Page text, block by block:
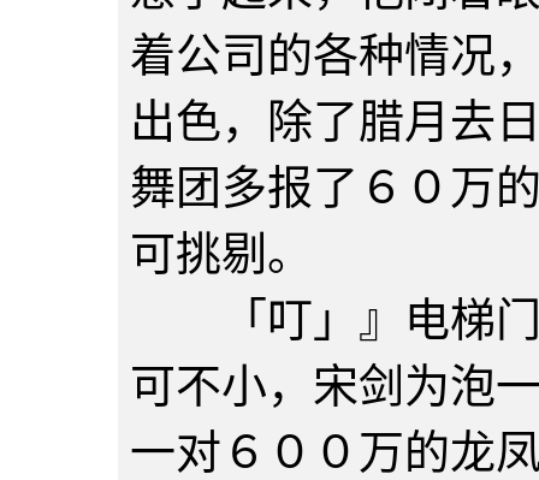
着公司的各种情况
出色，除了腊月去
舞团多报了６０万
可挑剔。
「叮」』电梯门
可不小，宋剑为泡
一对６００万的龙